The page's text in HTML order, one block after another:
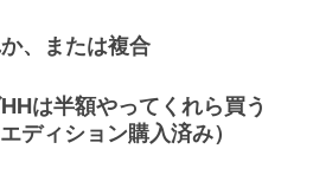
、または複合
は半額やってくれら買う
ディション購入済み）